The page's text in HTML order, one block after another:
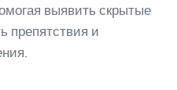
выявить скрытые
препятствия и